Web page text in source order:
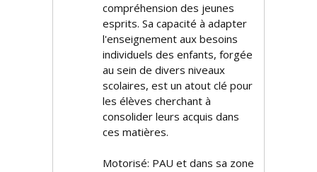
compréhension des jeunes
esprits. Sa capacité à adapter
l'enseignement aux besoins
individuels des enfants, forgée
au sein de divers niveaux
scolaires, est un atout clé pour
les élèves cherchant à
consolider leurs acquis dans
ces matières.
Motorisé: PAU et dans sa zone